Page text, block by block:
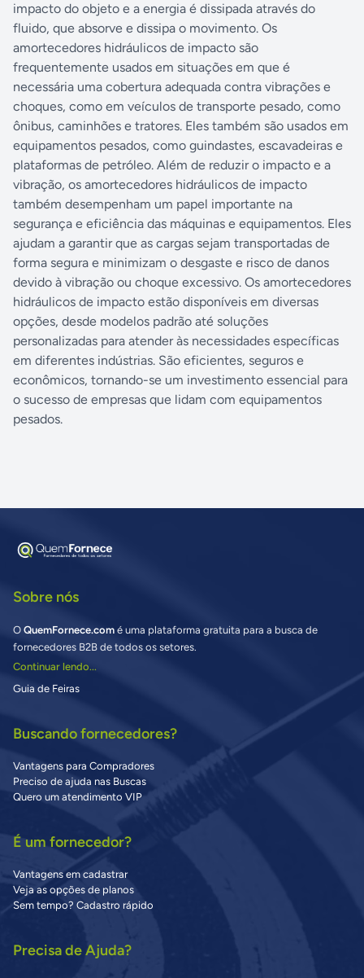
impacto do objeto e a energia é dissipada através do
fluido, que absorve e dissipa o movimento. Os
amortecedores hidráulicos de impacto são
frequentemente usados em situações em que é
necessária uma cobertura adequada contra vibrações e
choques, como em veículos de transporte pesado, como
ônibus, caminhões e tratores. Eles também são usados em
equipamentos pesados, como guindastes, escavadeiras e
plataformas de petróleo. Além de reduzir o impacto e a
vibração, os amortecedores hidráulicos de impacto
também desempenham um papel importante na
segurança e eficiência das máquinas e equipamentos. Eles
ajudam a garantir que as cargas sejam transportadas de
forma segura e minimizam o desgaste e risco de danos
devido à vibração ou choque excessivo. Os amortecedores
hidráulicos de impacto estão disponíveis em diversas
opções, desde modelos padrão até soluções
personalizadas para atender às necessidades específicas
em diferentes indústrias. São eficientes, seguros e
econômicos, tornando-se um investimento essencial para
o sucesso de empresas que lidam com equipamentos
pesados.
Sobre nós
O QuemFornece.com é uma plataforma gratuita para a busca de
fornecedores B2B de todos os setores.
Continuar lendo...
Guia de Feiras
Buscando fornecedores?
Vantagens para Compradores
Preciso de ajuda nas Buscas
Quero um atendimento VIP
É um fornecedor?
Vantagens em cadastrar
Veja as opções de planos
Sem tempo? Cadastro rápido
Precisa de Ajuda?